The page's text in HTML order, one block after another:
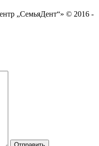
„СемьяДент“» © 2016 -